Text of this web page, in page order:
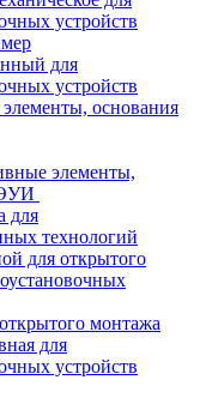
устройств
для
устройств
основания
элементы,
для
технологий
для открытого
монтажа
для
устройств